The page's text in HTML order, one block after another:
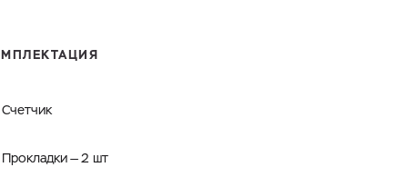
Счетчик
Прокладки — 2 шт